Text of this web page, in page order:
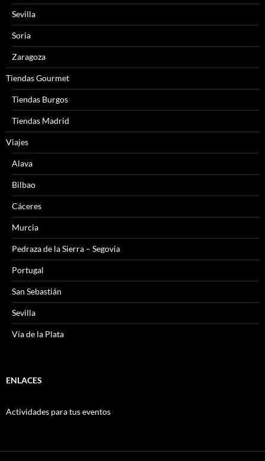
Sevilla
Soria
Zaragoza
Tiendas Gourmet
Tiendas Burgos
Tiendas Madrid
Viajes
Alava
Bilbao
Cáceres
Murcia
Pedraza de la Sierra – Segovia
Portugal
San Sebastián
Sevilla
Vía de la Plata
ENLACES
Actividades para tus eventos